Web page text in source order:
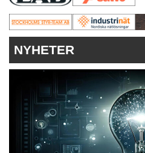
VÅRA ANDRA MAGASIN
ANNONSERA
KONTAKT
NYHETER